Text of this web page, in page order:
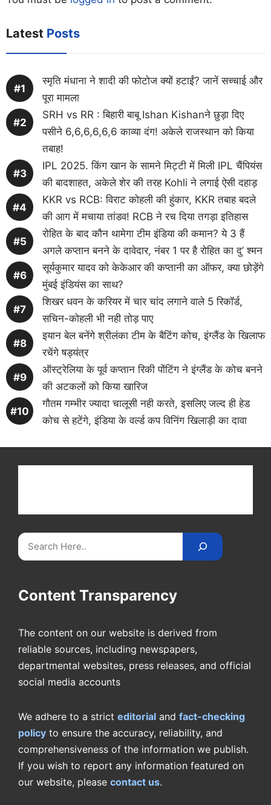
Latest Posts
स्मृति मंधाना ने शादी की फोटोज क्यों हटाईं? जानें सच्चाई और
पूरा मामला
SRH vs RR : बिहारी बाबू Ishan Kishanने छुड़ा दिए
पसीने 6,6,6,6,6,6 काव्या दंग! अकेले राजस्थान को किया
तबाह!
IPL 2025. किंग खान के सामने मिट्टी में मिली IPL चैंपियंस
की बादशाहत, अकेले शेर की तरह Kohli ने लगाई ऐसी दहाड़
KKR vs RCB: विराट कोहली की हुंकार, KKR तबाह बदले
की आग में मचाया तांडव! RCB ने रच दिया तगड़ा इतिहास
रोहित के बाद कौन थामेगा टीम इंडिया की कमान? ये 3 हैं
अगले कप्तान बनने के दावेदार, नंबर 1 पर है रोहित का दु’ श्मन
सूर्यकुमार यादव को केकेआर की कप्तानी का ऑफर, क्या छोड़ेंगे
मुंबई इंडियंस का साथ?
शिखर धवन के करियर में चार चांद लगाने वाले 5 रिकॉर्ड,
सचिन-कोहली भी नही तोड़ पाए
इयान बेल बनेंगे श्रीलंका टीम के बैटिंग कोच, इंग्लैंड के खिलाफ
रचेंगे षड्यंत्र
ऑस्ट्रेलिया के पूर्व कप्तान रिकी पोंटिंग ने इंग्लैंड के कोच बनने
की अटकलों को किया खारिज
गौतम गम्भीर ज्यादा चालूसी नही करते, इसलिए जल्द ही हेड
कोच से हटेंगे, इंडिया के वर्ल्ड कप विनिंग खिलाड़ी का दावा
Search
Content Transparency
The content on our website is derived from
reliable sources, including newspapers,
departmental websites, press releases, and official
social media accounts
We adhere to a strict editorial and fact-checking
policy to ensure the accuracy, reliability, and
comprehensiveness of the information we publish.
If you wish to report any information featured on
our website, please contact us.